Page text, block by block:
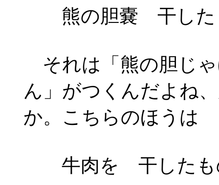
熊の胆嚢 干した
それは「熊の胆じ
ん」がつくんだよね
か。こちらのほうは
牛肉を 干したも